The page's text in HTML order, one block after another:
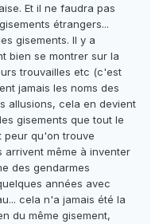
Et il ne faudra pas
étrangers...
gisements. Il y a
bien se montrer sur la
trouvailles etc (c'est
jamais les noms des
allusions, cela en devient
gisements que tout le
peur qu'on trouve
même à inventer
des gendarmes
années avec
cela n'a jamais été la
du même gisement,